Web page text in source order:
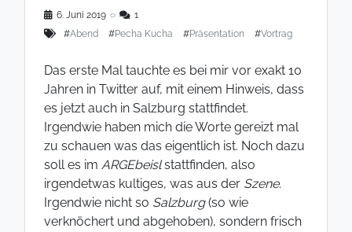
6. Juni 2019 ◌
1
#Abend #Pecha Kucha #Präsentation #Vortrag
Das erste Mal tauchte es bei mir vor exakt 10
Jahren in Twitter auf, mit einem Hinweis, dass
es jetzt auch in Salzburg stattfindet.
Irgendwie haben mich die Worte gereizt mal
zu schauen was das eigentlich ist. Noch dazu
soll es im ARGEbeislstattfinden, also
irgendetwas kultiges, was aus der Szene.
Irgendwie nicht so Salzburg(so wie
verknöchert und abgehoben), sondern frisch